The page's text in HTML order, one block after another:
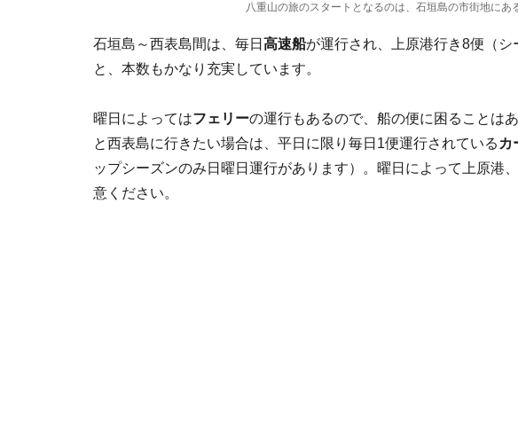
八重山の旅のスタートとなるのは、石垣島の市街地にあ
石垣島～西表島間は、毎日 高速船が運行され、上原港行き8便（
と、本数もかなり充実しています。
曜日によってはフェリーの運行もあるので、船の便に困ることは
と西表島に行きたい場合は、平日に限り毎日1便運行されている カ
ップシーズンのみ日曜日運行があります）。曜日によって上原港
意ください。